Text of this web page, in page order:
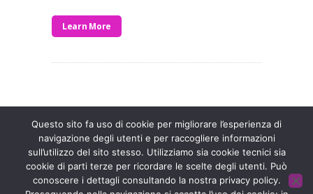
Learn More
Fondazione ISAL © 2026 P. IVA 03932590403
Privacy Policy- Sviluppato da Archimede - A.S.I. srl
Questo sito fa uso di cookie per migliorare l’esperienza di
navigazione degli utenti e per raccogliere informazioni
sull’utilizzo del sito stesso. Utilizziamo sia cookie tecnici sia
cookie di parti terze per ricordare le scelte degli utenti. Può
conoscere i dettagli consultando la nostra privacy policy.